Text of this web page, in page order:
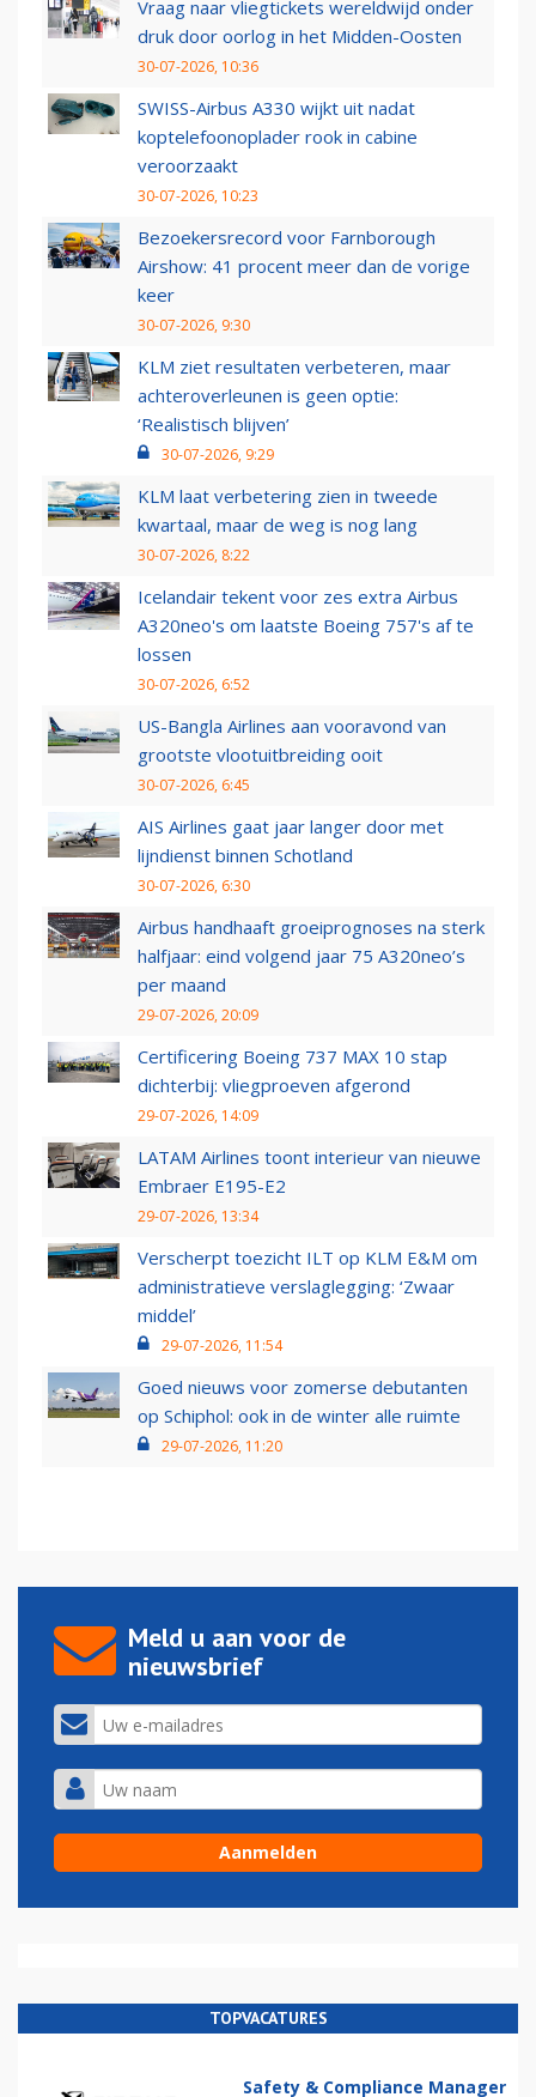
Vraag naar vliegtickets wereldwijd onder
druk door oorlog in het Midden-Oosten
30-07-2026, 10:36
SWISS-Airbus A330 wijkt uit nadat
koptelefoonoplader rook in cabine
veroorzaakt
30-07-2026, 10:23
Bezoekersrecord voor Farnborough
Airshow: 41 procent meer dan de vorige
keer
30-07-2026, 9:30
KLM ziet resultaten verbeteren, maar
achteroverleunen is geen optie:
‘Realistisch blijven’
30-07-2026, 9:29
KLM laat verbetering zien in tweede
kwartaal, maar de weg is nog lang
30-07-2026, 8:22
Icelandair tekent voor zes extra Airbus
A320neo's om laatste Boeing 757's af te
lossen
30-07-2026, 6:52
US-Bangla Airlines aan vooravond van
grootste vlootuitbreiding ooit
30-07-2026, 6:45
AIS Airlines gaat jaar langer door met
lijndienst binnen Schotland
30-07-2026, 6:30
Airbus handhaaft groeiprognoses na sterk
halfjaar: eind volgend jaar 75 A320neo’s
per maand
29-07-2026, 20:09
Certificering Boeing 737 MAX 10 stap
dichterbij: vliegproeven afgerond
29-07-2026, 14:09
LATAM Airlines toont interieur van nieuwe
Embraer E195-E2
29-07-2026, 13:34
Verscherpt toezicht ILT op KLM E&M om
administratieve verslaglegging: ‘Zwaar
middel’
29-07-2026, 11:54
Goed nieuws voor zomerse debutanten
op Schiphol: ook in de winter alle ruimte
29-07-2026, 11:20
Meld u aan voor de
nieuwsbrief
TOPVACATURES
Safety & Compliance Manager